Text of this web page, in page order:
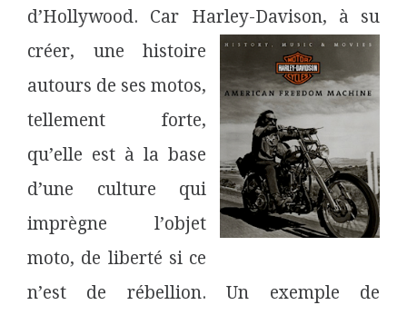
d’Hollywood. Car Harley-Davison, à su
créer, une histoire
autours de ses motos,
tellement forte,
qu’elle est à la base
d’une culture qui
imprègne l’objet
moto, de liberté si ce
n’est de rébellion. Un exemple de